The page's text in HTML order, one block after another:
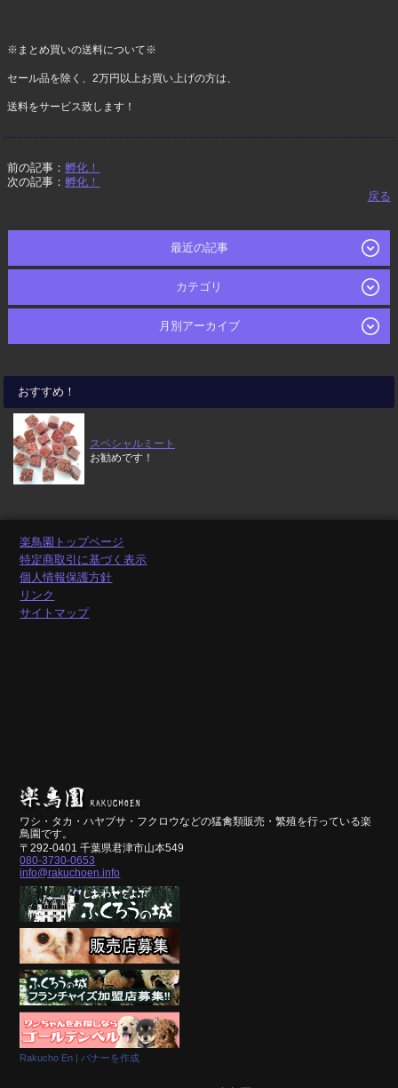
※まとめ買いの送料について※
セール品を除く、2万円以上お買い上げの方は、
送料をサービス致します！
前の記事： 孵化！
次の記事： 孵化！
戻る
最近の記事
カテゴリ
月別アーカイブ
おすすめ！
スペシャルミート
お勧めです！
楽鳥園トップページ
特定商取引に基づく表示
個人情報保護方針
リンク
サイトマップ
ワシ・タカ・ハヤブサ・フクロウなどの猛禽類販売・繁殖を行っている楽
鳥園です。
〒292-0401 千葉県君津市山本549
080-3730-0653
info@rakuchoen.info
Rakucho En バナーを作成